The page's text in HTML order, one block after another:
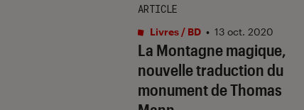
La Montagne magique,
nouvelle traduction du
monument de Thomas
ARTICLE
Livres / BD • 13 oct. 2020